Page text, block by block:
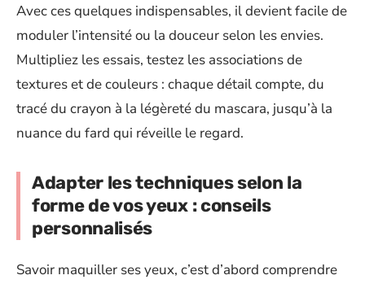
Avec ces quelques indispensables, il devient facile de
moduler l’intensité ou la douceur selon les envies.
Multipliez les essais, testez les associations de
textures et de couleurs : chaque détail compte, du
tracé du crayon à la légèreté du mascara, jusqu’à la
nuance du fard qui réveille le regard.
Adapter les techniques selon la
forme de vos yeux : conseils
personnalisés
Savoir maquiller ses yeux, c’est d’abord comprendre